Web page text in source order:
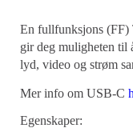
En fullfunksjons (FF)
gir deg muligheten til
lyd, video og strøm
Mer info om USB-C
Egenskaper: